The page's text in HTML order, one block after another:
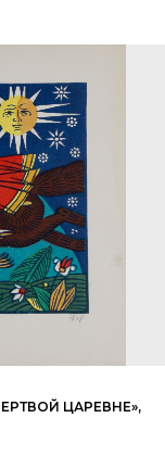
ЦАРЕВНЕ»,